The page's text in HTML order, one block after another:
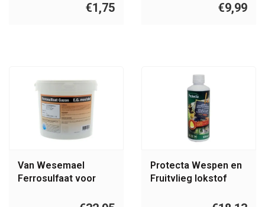
€1,75 €9,99
Van Wesemael
Ferrosulfaat voor
Protecta Wespen en
Fruitvlieg lokstof